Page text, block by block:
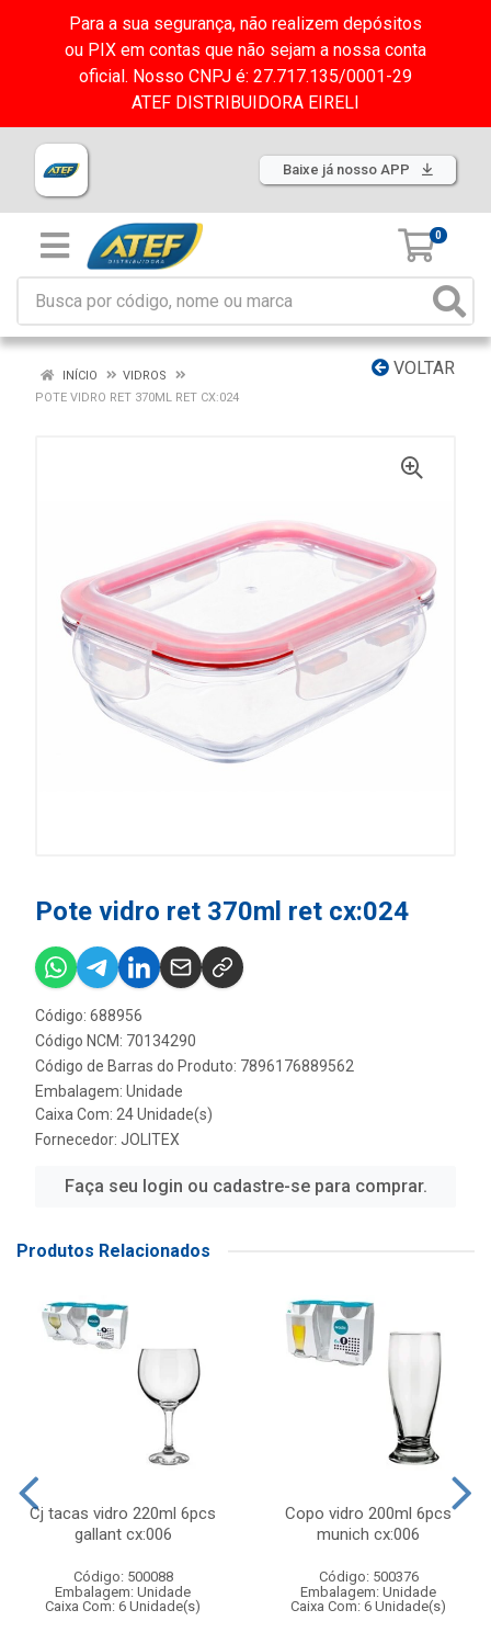
Para a sua segurança, não realizem depósitos
ou PIX em contas que não sejam a nossa conta
oficial. Nosso CNPJ é: 27.717.135/0001-29
ATEF DISTRIBUIDORA EIRELI
Baixe já nosso APP
0
VOLTAR
INÍCIO
VIDROS
POTE VIDRO RET 370ML RET CX:024
Pote vidro ret 370ml ret cx:024
Código: 688956
Código NCM: 70134290
Código de Barras do Produto: 7896176889562
Embalagem: Unidade
Caixa Com: 24 Unidade(s)
Fornecedor: JOLITEX
Faça seu login ou cadastre-se para comprar.
Produtos Relacionados
Cj tacas vidro 220ml 6pcs
gallant cx:006
Código: 500088
Embalagem: Unidade
Caixa Com: 6 Unidade(s)
Copo vidro 200ml 6pcs
munich cx:006
Código: 500376
Embalagem: Unidade
Caixa Com: 6 Unidade(s)